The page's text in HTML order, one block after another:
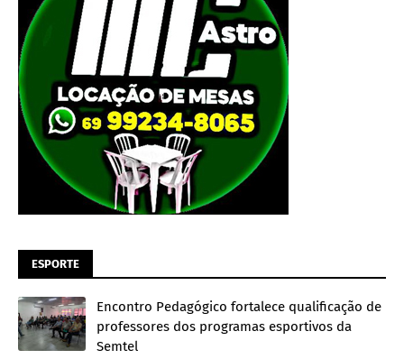
ESPORTE
Encontro Pedagógico fortalece qualificação de
professores dos programas esportivos da
Semtel